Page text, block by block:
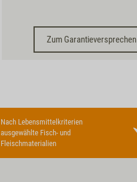
Zum Garantieversprechen
Nach Lebensmittelkriterien
ausgewählte Fisch- und
Fleischmaterialien